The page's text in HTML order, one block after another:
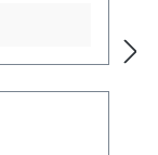
/ Breite:
600